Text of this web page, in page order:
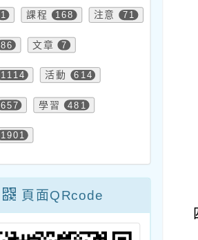
1 課程 168 注意 71
86 文章 7
1114 活動 614
657 學習 481
1901
頁面QRcode